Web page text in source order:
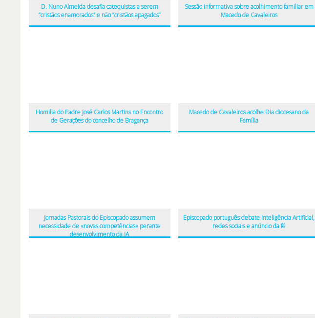
D. Nuno Almeida desafia catequistas a serem
“cristãos enamorados” e não “cristãos apagados”
Sessão informativa sobre acolhimento familiar em
Macedo de Cavaleiros
Homilia do Padre José Carlos Martins no Encontro
de Gerações do concelho de Bragança
Macedo de Cavaleiros acolhe Dia diocesano da
Família
Jornadas Pastorais do Episcopado assumem
necessidade de «novas competências» perante
desenvolvimento da IA
Episcopado português debate Inteligência Artificial,
redes sociais e anúncio da fé